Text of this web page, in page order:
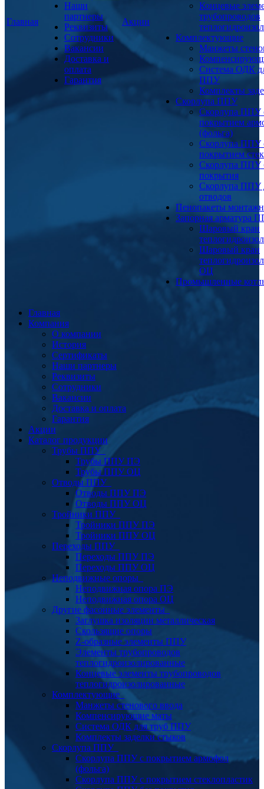
Главная
Наши
партнеры
Реквизиты
Сотрудники
Вакансии
Доставка и
оплата
Гарантия
Акции
Концевые
трубопроводов
Комплектующие
Манжеты
Система ОДК
ППУ
Комплекты
Скорлупа ППУ
Скорлупа ППУ
покрытием
(фольга)
Скорлупа ППУ
покрытием
Скорлупа ППУ
покрытия
Скорлупа ППУ
отводов
Пенопакеты
Запорная арматура
Шаровый кран
Шаровый кран
ОЦ
Промышленные
Главная
Компания
О компании
История
Сертификаты
Наши партнеры
Реквизиты
Сотрудники
Вакансии
Доставка и оплата
Гарантия
Акции
Каталог продукции
Трубы ППУ
Трубы ППУ ПЭ
Трубы ППУ ОЦ
Отводы ППУ
Отводы ППУ ПЭ
Отводы ППУ ОЦ
Тройники ППУ
Тройники ППУ ПЭ
Тройники ППУ ОЦ
Переходы ППУ
Переходы ППУ ПЭ
Переходы ППУ ОЦ
Неподвижные опоры
Неподвижная опора ПЭ
Неподвижная опора ОЦ
Другие фасонные элементы
Заглушка изоляции металлическая
Скользящие опоры
Z-образные элементы ППУ
Элементы трубопроводов
теплогидроизолированные
Концевые элементы трубопроводов
теплогидроизолированные
Комплектующие
Манжеты стенового ввода
Компенсирующие маты
Система ОДК для труб ППУ
Комплекты заделки стыков
Скорлупа ППУ
Скорлупа ППУ с покрытием армофол
(фольга)
Скорлупа ППУ с покрытием стеклопластик